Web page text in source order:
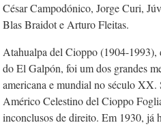
César Campodónico, Jorge Curi,
Blas Braidot e Arturo Fleitas.
Atahualpa del Cioppo (1904-
do El Galpón, foi um dos grandes
americana e mundial no século XX.
Américo Celestino del Cioppo
inconclusos de direito. Em 1930, já